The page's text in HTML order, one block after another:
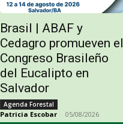
Brasil | ABAF y
Cedagro promueven el
Congreso Brasileño
del Eucalipto en
Salvador
Agenda Forestal
Patricia Escobar - 05/08/2026